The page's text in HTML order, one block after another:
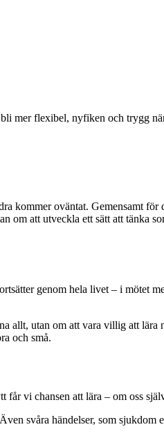
mer flexibel, nyfiken och trygg
kommer oväntat. Gemensamt för
om att utveckla ett sätt att tänka
genom hela livet – i mötet
allt, utan om att vara villig att
och små.
vi chansen att lära – om oss
svåra händelser, som sjukdom